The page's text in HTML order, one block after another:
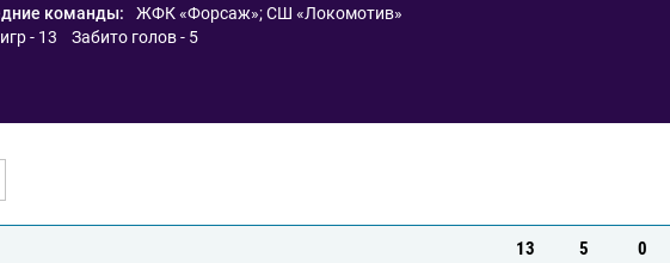
команды:
ЖФК «Форсаж»;СШ «Локомотив»
- 13 Забито голов - 5
13 5 0